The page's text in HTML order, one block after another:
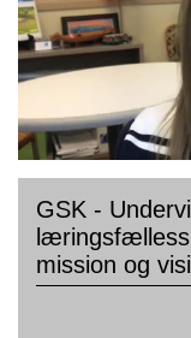
GSK -
mission og